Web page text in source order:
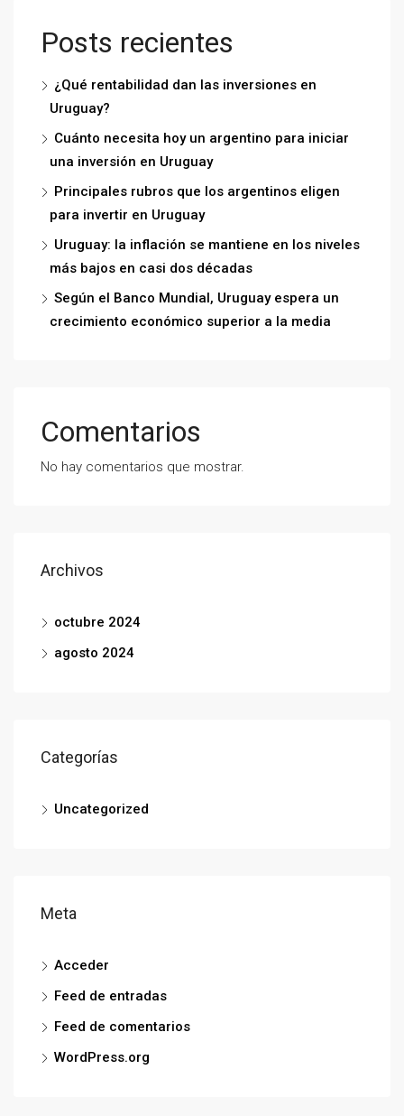
Posts recientes
¿Qué rentabilidad dan las inversiones en
Uruguay?
Cuánto necesita hoy un argentino para iniciar
una inversión en Uruguay
Principales rubros que los argentinos eligen
para invertir en Uruguay
Uruguay: la inflación se mantiene en los niveles
más bajos en casi dos décadas
Según el Banco Mundial, Uruguay espera un
crecimiento económico superior a la media
Comentarios
No hay comentarios que mostrar.
Archivos
octubre 2024
agosto 2024
Categorías
Uncategorized
Meta
Acceder
Feed de entradas
Feed de comentarios
WordPress.org